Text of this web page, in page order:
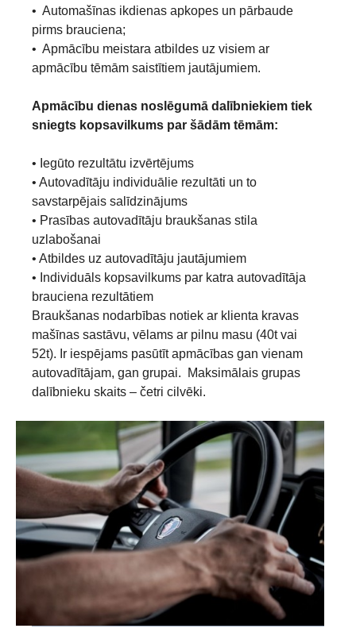
• Automašīnas ikdienas apkopes un pārbaude
pirms brauciena;
• Apmācību meistara atbildes uz visiem ar
apmācību tēmām saistītiem jautājumiem.
Apmācību dienas noslēgumā dalībniekiem tiek
sniegts kopsavilkums par šādām tēmām:
• Iegūto rezultātu izvērtējums
• Autovadītāju individuālie rezultāti un to
savstarpējais salīdzinājums
• Prasības autovadītāju braukšanas stila
uzlabošanai
• Atbildes uz autovadītāju jautājumiem
• Individuāls kopsavilkums par katra autovadītāja
brauciena rezultātiem
Braukšanas nodarbības notiek ar klienta kravas
mašīnas sastāvu, vēlams ar pilnu masu (40t vai
52t). Ir iespējams pasūtīt apmācības gan vienam
autovadītājam, gan grupai. Maksimālais grupas
dalībnieku skaits – četri cilvēki.